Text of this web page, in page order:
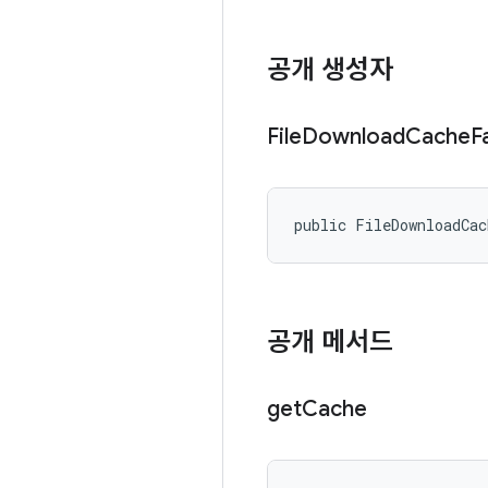
공개 생성자
FileDownloadCache
public
공개 메서드
getCache